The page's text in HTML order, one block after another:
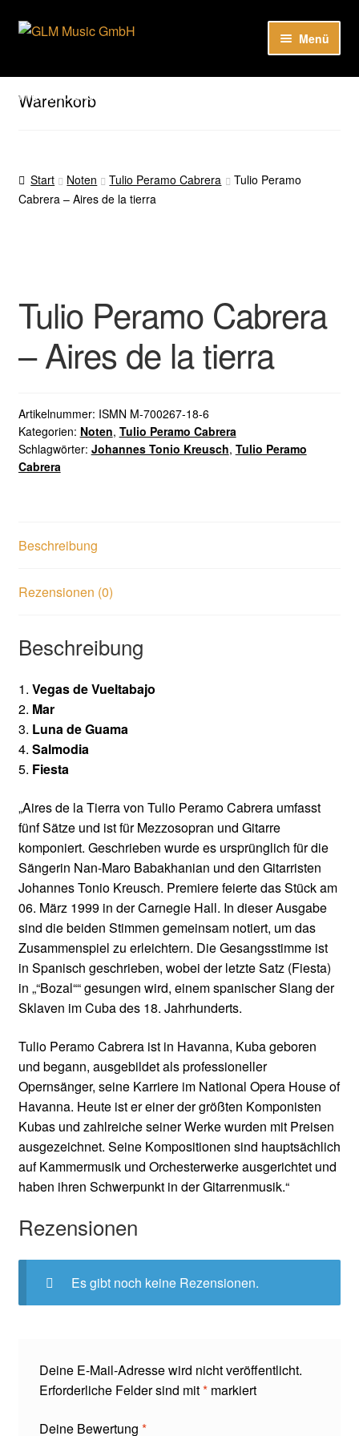
Hier sind unsere Neuigkeiten zu hören: Spotify
Zur
Zum
Menü
Unser Katalog
EN
Warenkorb
Start Noten Tulio Peramo Cabrera
Tulio Peramo
Cabrera – Aires de la tierra
Tulio Peramo Cabrera
– Aires de la tierra
Artikelnummer: ISMN M-700267-18-6
Kategorien: Noten, Tulio Peramo Cabrera
Schlagwörter: Johannes Tonio Kreusch, Tulio Peramo
Cabrera
Beschreibung
Rezensionen (0)
Beschreibung
1. Vegas de Vueltabajo
2. Mar
3. Luna de Guama
4. Salmodia
5. Fiesta
„Aires de la Tierra von Tulio Peramo Cabrera umfasst
fünf Sätze und ist für Mezzosopran und Gitarre
komponiert. Geschrieben wurde es ursprünglich für die
Sängerin Nan-Maro Babakhanian und den Gitarristen
Johannes Tonio Kreusch. Premiere feierte das Stück am
06. März 1999 in der Carnegie Hall. In dieser Ausgabe
sind die beiden Stimmen gemeinsam notiert, um das
Zusammenspiel zu erleichtern. Die Gesangsstimme ist
in Spanisch geschrieben, wobei der letzte Satz (Fiesta)
in „“Bozal““ gesungen wird, einem spanischer Slang der
Sklaven im Cuba des 18. Jahrhunderts.
Tulio Peramo Cabrera ist in Havanna, Kuba geboren
und begann, ausgebildet als professioneller
Opernsänger, seine Karriere im National Opera House of
Havanna. Heute ist er einer der größten Komponisten
Kubas und zahlreiche seiner Werke wurden mit Preisen
ausgezeichnet. Seine Kompositionen sind hauptsächlich
auf Kammermusik und Orchesterwerke ausgerichtet und
haben ihren Schwerpunkt in der Gitarrenmusik.“
Rezensionen
Es gibt noch keine Rezensionen.
Deine E-Mail-Adresse wird nicht veröffentlicht.
Erforderliche Felder sind mit*markiert
Deine Bewertung *